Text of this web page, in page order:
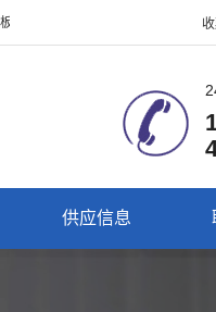
静电地板、PVC防静电地板、
供应信息